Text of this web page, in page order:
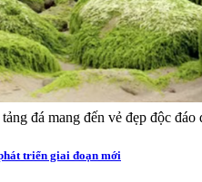
đá mang đến vẻ đẹp độc đáo
triển giai đoạn mới